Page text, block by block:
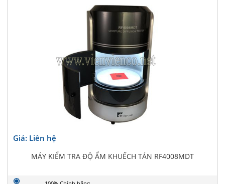
Giá: Liên hệ
MÁY KIỂM TRA ĐỘ ẨM KHUẾCH TÁN RF4008MDT